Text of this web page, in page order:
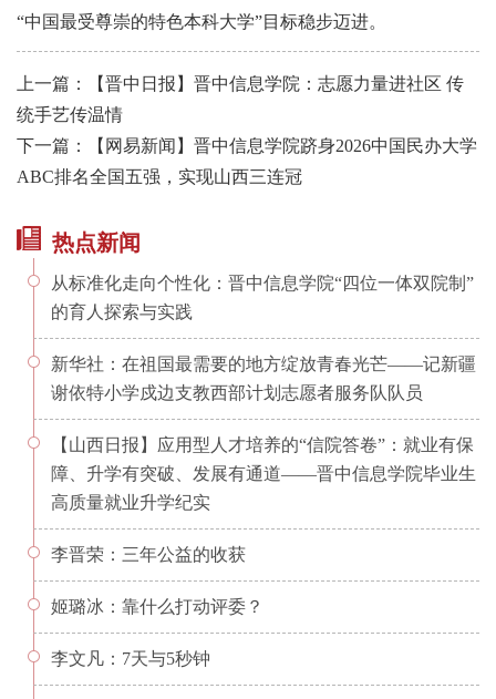
“中国最受尊崇的特色本科大学”目标稳步迈进。
上一篇：【晋中日报】晋中信息学院：志愿力量进社区 传
统手艺传温情
下一篇：【网易新闻】晋中信息学院跻身2026中国民办大学
ABC排名全国五强，实现山西三连冠
热点新闻
从标准化走向个性化：晋中信息学院“四位一体双院制”
的育人探索与实践
新华社：在祖国最需要的地方绽放青春光芒——记新疆
谢依特小学戍边支教西部计划志愿者服务队队员
【山西日报】应用型人才培养的“信院答卷”：就业有保
障、升学有突破、发展有通道——晋中信息学院毕业生
高质量就业升学纪实
李晋荣：三年公益的收获
姬璐冰：靠什么打动评委？
李文凡：7天与5秒钟